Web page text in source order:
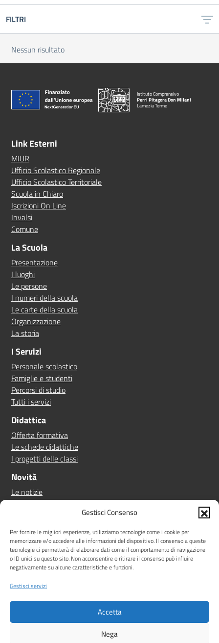
Gestisci Consenso
Per fornire le migliori esperienze, utilizziamo tecnologie come i cookie per
memorizzare e/o accedere alle informazioni del dispositivo. Il consenso a queste
tecnologie ci permetterà di elaborare dati come il comportamento di navigazione
o ID unici su questo sito. Non acconsentire o ritirare il consenso può influire
negativamente su alcune caratteristiche e funzioni.
Gestisci servizi
Accetta
Nega
FILTRI
Nessun risultato
Istituto Comprensivo
Perri Pitagora Don Milani
Lamezia Terme
Link Esterni
MIUR
Ufficio Scolastico Regionale
Ufficio Scolastico Territoriale
Scuola in Chiaro
Iscrizioni On Line
Invalsi
Comune
La Scuola
Presentazione
I luoghi
Le persone
I numeri della scuola
Le carte della scuola
Organizzazione
La storia
I Servizi
Personale scolastico
Famiglie e studenti
Percorsi di studio
Tutti i servizi
Didattica
Offerta formativa
Le schede didattiche
I progetti delle classi
Novità
Le notizie
Le circolari
Albo online
Pn 21/27
Ptof
Iscrizioni
Sicurezza
Amministrazione TrasparenteAlbo onlinePrivacy Policy
Dichiarazione di accessibilità